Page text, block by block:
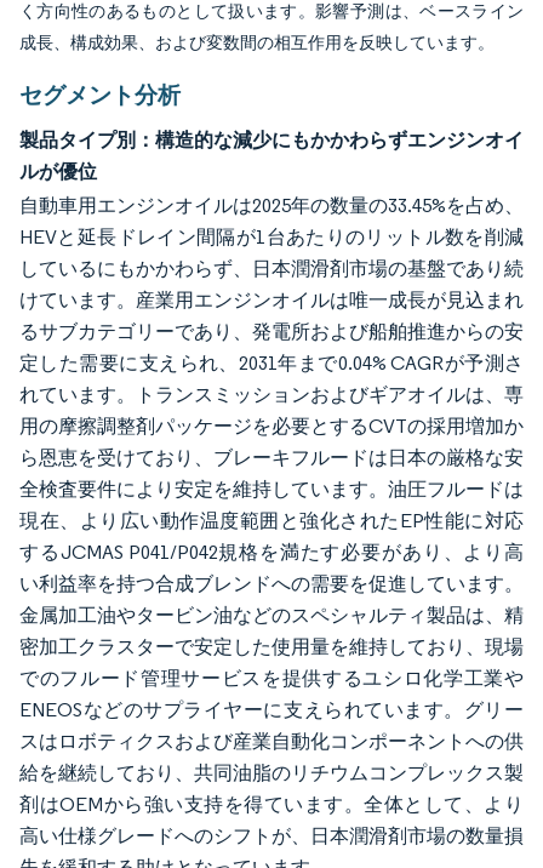
く方向性のあるものとして扱います。影響予測は、ベースライン
成長、構成効果、および変数間の相互作用を反映しています。
セグメント分析
製品タイプ別：構造的な減少にもかかわらずエンジンオイ
ルが優位
自動車用エンジンオイルは2025年の数量の33.45%を占め、
HEVと延長ドレイン間隔が1台あたりのリットル数を削減
しているにもかかわらず、日本潤滑剤市場の基盤であり続
けています。産業用エンジンオイルは唯一成長が見込まれ
るサブカテゴリーであり、発電所および船舶推進からの安
定した需要に支えられ、2031年まで0.04% CAGRが予測さ
れています。トランスミッションおよびギアオイルは、専
用の摩擦調整剤パッケージを必要とするCVTの採用増加か
ら恩恵を受けており、ブレーキフルードは日本の厳格な安
全検査要件により安定を維持しています。油圧フルードは
現在、より広い動作温度範囲と強化されたEP性能に対応
するJCMAS P041/P042規格を満たす必要があり、より高
い利益率を持つ合成ブレンドへの需要を促進しています。
金属加工油やタービン油などのスペシャルティ製品は、精
密加工クラスターで安定した使用量を維持しており、現場
でのフルード管理サービスを提供するユシロ化学工業や
ENEOSなどのサプライヤーに支えられています。グリー
スはロボティクスおよび産業自動化コンポーネントへの供
給を継続しており、共同油脂のリチウムコンプレックス製
剤はOEMから強い支持を得ています。全体として、より
高い仕様グレードへのシフトが、日本潤滑剤市場の数量損